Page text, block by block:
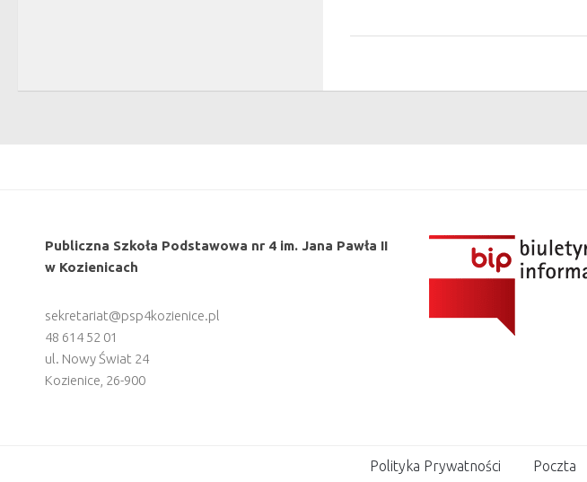
Publiczna Szkoła Podstawowa nr 4 im. Jana Pawła II
w Kozienicach
sekretariat@psp4kozienice.pl
48 614 52 01
ul. Nowy Świat 24
Kozienice, 26-900
Polityka Prywatności Poczta